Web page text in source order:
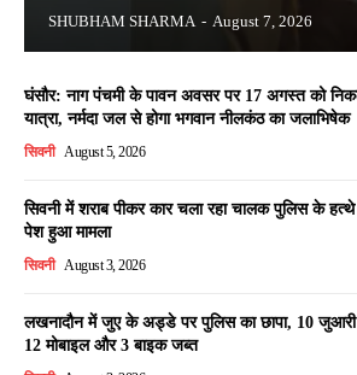
SHUBHAM SHARMA - August 7, 2026
घंसौर: नाग पंचमी के पावन अवसर पर 17 अगस्त को
यात्रा, नर्मदा जल से होगा भगवान नीलकंठ का जलाभिषेक
सिवनी August 5, 2026
सिवनी में शराब पीकर कार चला रहा चालक पुलिस के
पेश हुआ मामला
सिवनी August 3, 2026
लखनादौन में जुए के अड्डे पर पुलिस का छापा, 10 जुआरी
12 मोबाइल और 3 बाइक जब्त